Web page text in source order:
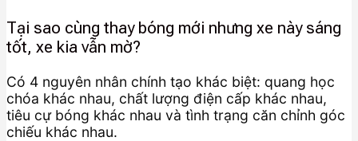
Tại sao cùng thay bóng mới nhưng xe này sáng
tốt, xe kia vẫn mờ?
Có 4 nguyên nhân chính tạo khác biệt: quang học
chóa khác nhau, chất lượng điện cấp khác nhau,
tiêu cự bóng khác nhau và tình trạng căn chỉnh góc
chiếu khác nhau.